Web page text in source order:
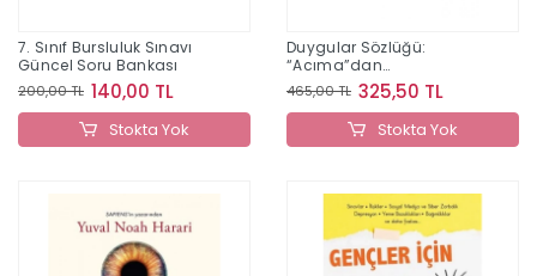
7. Sınıf Bursluluk Sınavı
Güncel Soru Bankası
200,00 TL 140,00 TL
Stokta Yok
Duygular Sözlüğü:
“Acıma”dan
“Zevklenme”ye
465,00 TL 325,50 TL
Stokta Yok